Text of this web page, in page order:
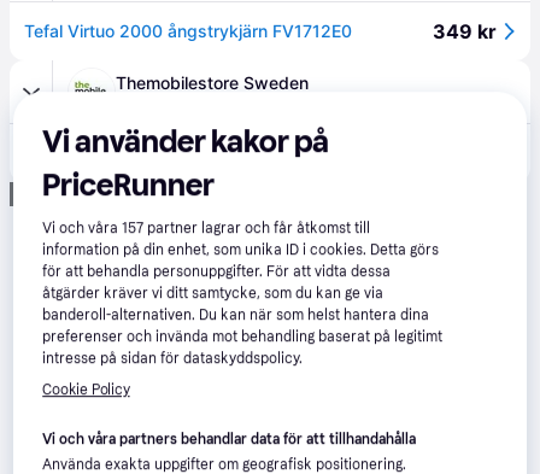
Tefal Virtuo 2000 ångstrykjärn FV1712E0 349 kr
Themobilestore Sweden
Tefal Ångstrykjärn Virtuo 2000 FV1712E0
Annons
Vi använder kakor på
PriceRunner
Vi och våra157 partner lagrar och får åtkomst till
information på din enhet, som unika ID i cookies. Detta görs
för att behandla personuppgifter. För att vidta dessa
åtgärder kräver vi ditt samtycke, som du kan ge via
banderoll-alternativen. Du kan när som helst hantera dina
preferenser och invända mot behandling baserat på legitimt
intresse på sidan för dataskyddspolicy.
Cookie Policy
Vi och våra partners behandlar data för att tillhandahålla
Använda exakta uppgifter om geografisk positionering.